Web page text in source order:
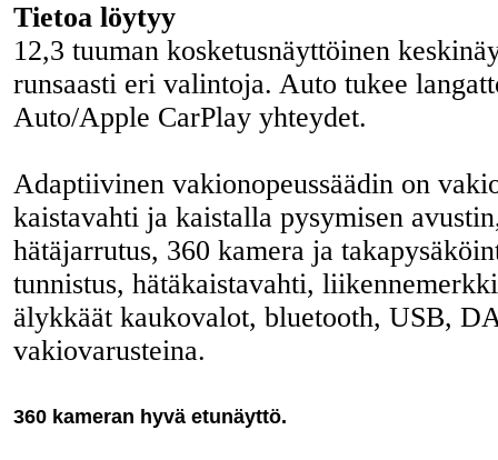
Tietoa löytyy
12,3 tuuman kosketusnäyttöinen
runsaasti eri valintoja. Auto tukee
Auto/Apple CarPlay yhteydet.
Adaptiivinen vakionopeussäädin on
kaistavahti ja kaistalla pysymisen
hätäjarrutus, 360 kamera ja
tunnistus, hätäkaistavahti,
älykkäät kaukovalot, bluetooth, USB,
vakiovarusteina.
360 kameran hyvä etunäyttö.